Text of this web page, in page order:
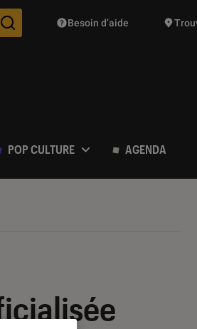
Des suggestions de produits vont
Besoin d’aide
POP CULTURE AGENDA